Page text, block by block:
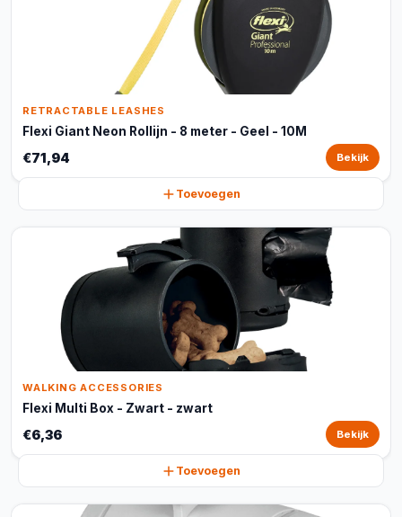
RETRACTABLE LEASHES
Flexi Giant Neon Rollijn - 8 meter - Geel - 10M
€71,94 Bekijk
Toevoegen
WALKING ACCESSORIES
Flexi Multi Box - Zwart - zwart
€6,36 Bekijk
Toevoegen